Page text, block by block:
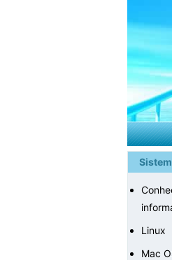
Linux
Mac